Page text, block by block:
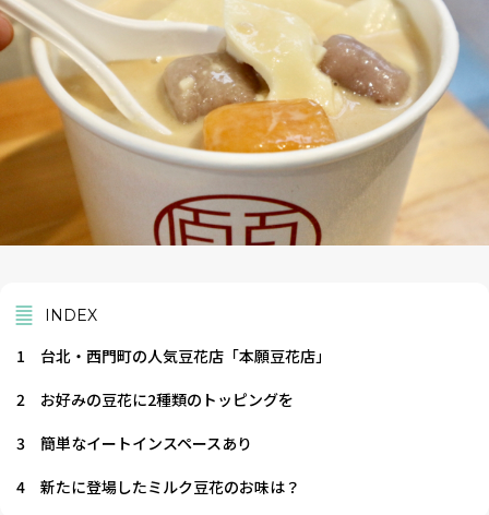
INDEX
1
台北・西門町の人気豆花店「本願豆花店」
2
お好みの豆花に2種類のトッピングを
3
簡単なイートインスペースあり
4
新たに登場したミルク豆花のお味は？